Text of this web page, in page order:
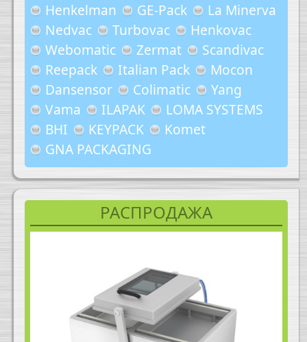
Henkelman GE-Pack
La Minerva
Nedvac
Turbovac
Henkovac
Webomatic
Zermat
Scandivac
Reepack
Italian Pack
Mocon
Dansensor
Colimatic
Yang
Vama
ILAPAK
LOMA SYSTEMS
BHI
KEYPACK
Komet
GNA PACKAGING
РАСПРОДАЖА